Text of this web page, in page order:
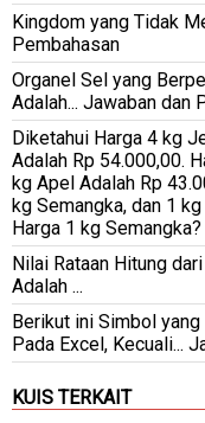
Kingdom yang Tidak
Pembahasan
Organel Sel yang
Adalah... Jawaban dan
Diketahui Harga 4 kg
Adalah Rp 54.000,00.
kg Apel Adalah Rp
kg Semangka, dan 1
Harga 1 kg Semangka?
Nilai Rataan Hitung
Adalah ...
Berikut ini Simbol
Pada Excel, Kecuali...
KUIS TERKAIT